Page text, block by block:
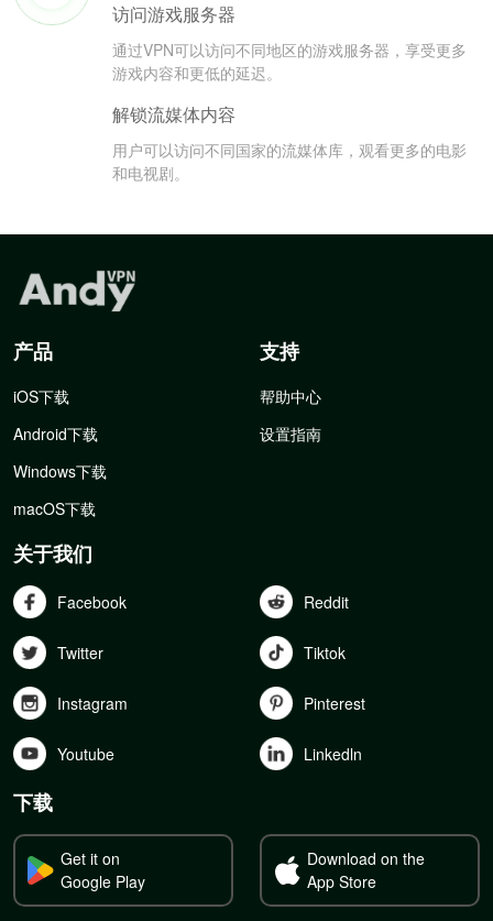
访问游戏服务器
通过VPN可以访问不同地区的游戏服务器，享受更多
游戏内容和更低的延迟。
解锁流媒体内容
用户可以访问不同国家的流媒体库，观看更多的电影
和电视剧。
产品
iOS下载
Android下载
Windows下载
macOS下载
支持
帮助中心
设置指南
关于我们
Facebook Reddit
Twitter Tiktok
Instagram Pinterest
Youtube Linkedln
下载
Get it on
Google Play
Download on the
App Store